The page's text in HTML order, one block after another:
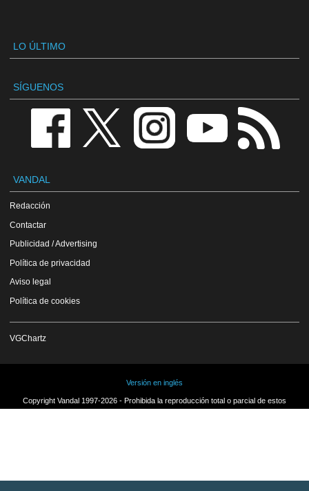
LO ÚLTIMO
SÍGUENOS
VANDAL
Redacción
Contactar
Publicidad / Advertising
Política de privacidad
Aviso legal
Política de cookies
VGChartz
Versión en inglés
Copyright Vandal 1997-2026 - Prohibida la reproducción total o parcial de estos